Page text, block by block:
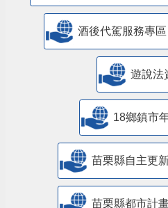
苗栗縣室內空氣品質
酒後代駕服務專區
遊說法
18鄉鎮市
苗栗縣自主更